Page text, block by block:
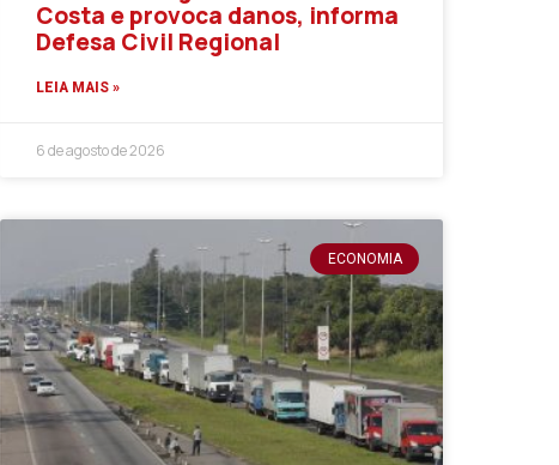
Costa e provoca danos, informa
Defesa Civil Regional
LEIA MAIS »
6 de agosto de 2026
ECONOMIA